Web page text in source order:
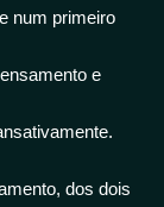
num primeiro
e
dos dois